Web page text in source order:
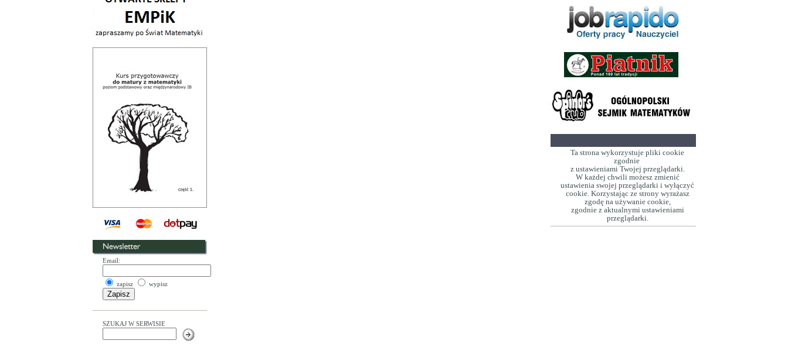
Email:
zapisz wypisz
SZUKAJ W SERWISIE
Ta strona wykorzystuje pliki cookie
zgodnie
z ustawieniami Twojej przeglądarki.
W każdej chwili możesz zmienić
ustawienia swojej przeglądarki i wyłączyć
cookie. Korzystając ze strony wyrażasz
zgodę na używanie cookie,
zgodnie z aktualnymi ustawieniami
przeglądarki.